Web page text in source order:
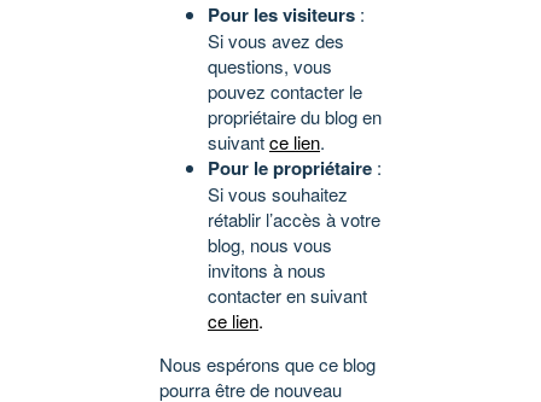
Pour les visiteurs :
Si vous avez des
questions, vous
pouvez contacter le
propriétaire du blog en
suivantce lien.
Pour le propriétaire :
Si vous souhaitez
rétablir l’accès à votre
blog, nous vous
invitons à nous
contacter en suivant
ce lien.
Nous espérons que ce blog
pourra être de nouveau